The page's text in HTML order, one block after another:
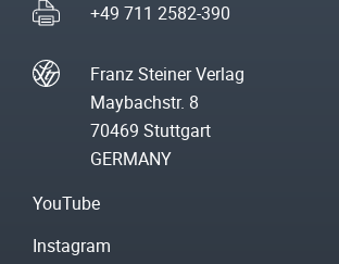
+49 711 2582-390
Franz Steiner Verlag
Maybachstr. 8
70469 Stuttgart
GERMANY
YouTube
Instagram